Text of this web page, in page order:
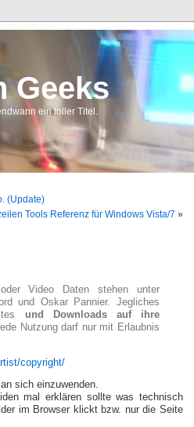
Geeks
ein toller Titel.
(Update)
Tools Referenz für Windows Vista/7 »
Video Daten stehen unter
und Oskar Pannier. Jegliches
und Downloads auf ihre
Nutzung darf nur mit Erlaubnis
copyright/
sich einzuwenden.
mal erklären sollte was technisch
im Browser klickt bzw. nur die Seite